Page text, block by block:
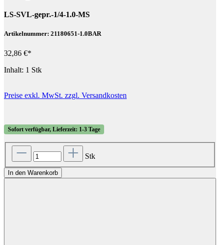
LS-SVL-gepr.-1/4-1.0-MS
Artikelnummer: 21180651-1.0BAR
32,86 €*
Inhalt: 1 Stk
Preise exkl. MwSt. zzgl. Versandkosten
Sofort verfügbar, Lieferzeit: 1-3 Tage
Stk
In den Warenkorb